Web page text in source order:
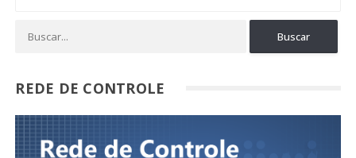
REDE DE CONTROLE